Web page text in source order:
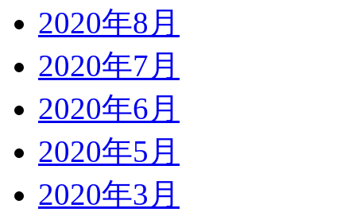
2020年8月
2020年7月
2020年6月
2020年5月
2020年3月